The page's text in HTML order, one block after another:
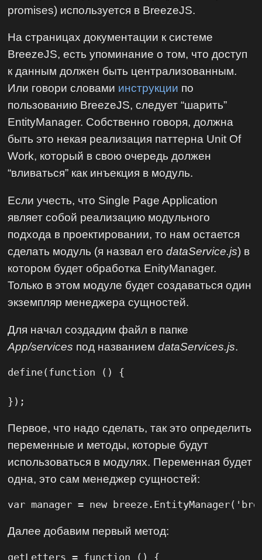
promises) используется в BreezeJS.
На страницах документации к системе
BreezeJS, есть упоминание о том, что доступ
к данным должен быть централизованным.
Или говори словами инструкции по
пользованию BreezeJS, следует “шарить”
EntityManager. Собственно говоря, должна
быть это некая реализация паттерна Unit Of
Work, который в свою очередь должен
“вливаться” как инъекция в модуль.
Если учесть, что Single Page Application
являет собой реализацию модульного
подхода в проектировании, то нам остается
сделать модуль (я назвал егоdataService.js) в
котором будет обработка EnityManager.
Только в этом модуле будет создаваться один
экземпляр менеджера сущностей.
Для начал создадим файл в папке
App/services под названиемdataServices.js.
define(function () {
});
Первое, что надо сделать, так это определить
переменные и методы, которые будут
использоваться в модулях. Переменная будет
одна, это сам менеджер сущностей:
var manager = new
Далее добавим первый метод:
getLetters = function () {